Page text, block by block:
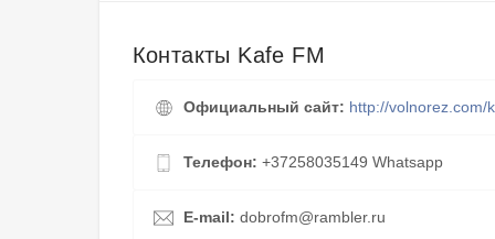
Контакты Kafe FM
Официальный сайт: http://volnorez.com/
Телефон: +37258035149 Whatsapp
E-mail: dobrofm@rambler.ru